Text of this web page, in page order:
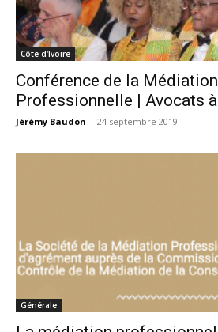
Côte d'Ivoire
Conférence de la Médiation
Professionnelle | Avocats
Jérémy Baudon - 24 septembre 2019
Générale